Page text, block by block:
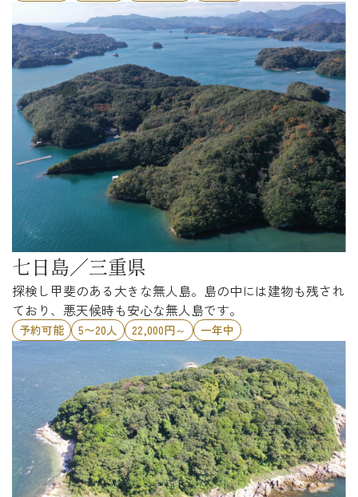
七日島／三重県
探検し甲斐のある大きな無人島。島の中には建物も残され
ており、悪天候時も安心な無人島です。
予約可能 5〜20人 22,000円～ 一年中